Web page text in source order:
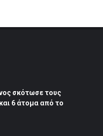
σκότωσε τους
6 άτομα από το